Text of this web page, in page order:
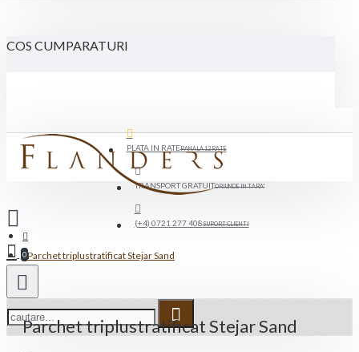
COS CUMPARATURI
PLATA IN RATEPANA LA 12 RATE
TRANSPORT GRATUITORIUNDE IN TARA*
(+4) 0721 277 408SUPORT CLIENTI
0Parchet triplustratificat Stejar Sand
Parchet triplustratificat Stejar Sand